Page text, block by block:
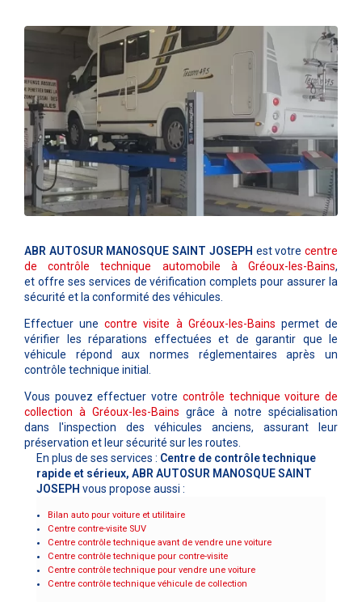
ABR AUTOSUR MANOSQUE SAINT JOSEPH est votrecentre
de contrôle technique automobile à Gréoux-les-Bains,
et offre ses services de vérification complets pour assurer la
sécurité et la conformité des véhicules.
Effectuer unecontre visite à Gréoux-les-Bains permet de
vérifier les réparations effectuées et de garantir que le
véhicule répond aux normes réglementaires après un
contrôle technique initial.
Vous pouvez effectuer votre contrôle technique voiture de
collection à Gréoux-les-Bains grâce à notre spécialisation
dans l'inspection des véhicules anciens, assurant leur
préservation et leur sécurité sur les routes.
En plus de ses services : Centre de contrôle technique
rapide et sérieux, ABR AUTOSUR MANOSQUE SAINT
JOSEPH vous propose aussi :
Bilan auto pour voiture et utilitaire
Centre contre-visite SUV
Centre contrôle technique avant de vendre une voiture
Centre contrôle technique pour contre-visite
Centre contrôle technique pour vendre une voiture
Centre contrôle technique véhicule de collection